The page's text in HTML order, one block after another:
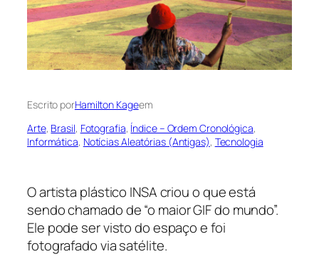
Escrito porHamilton Kageem
Arte, Brasil, Fotografia, Índice – Ordem Cronológica
Informática, Notícias Aleatórias (Antigas), Tecnologia
O artista plástico INSA criou o que está
sendo chamado de “o maior GIF do mundo”.
Ele pode ser visto do espaço e foi
fotografado via satélite.